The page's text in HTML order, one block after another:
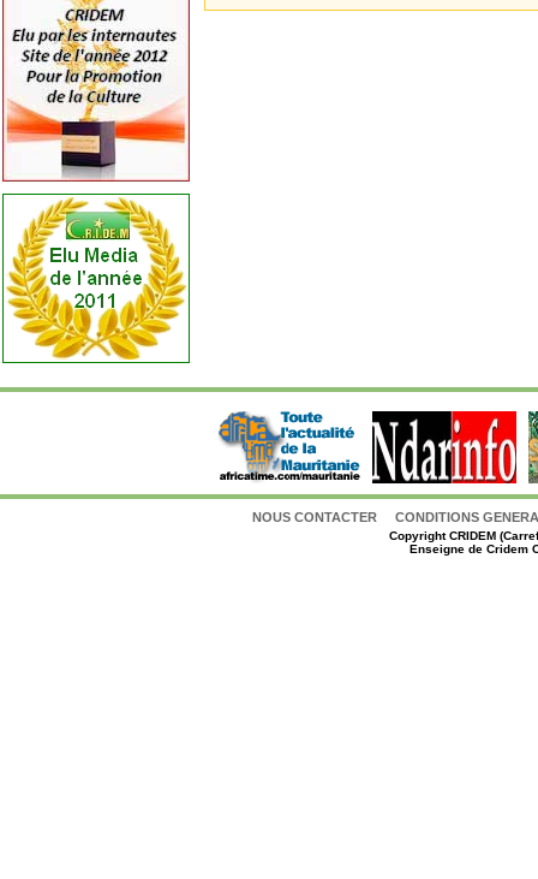
NOUS CONTACTER CONDITIONS
CopyrightCRIDEM
Enseigne de Cridem